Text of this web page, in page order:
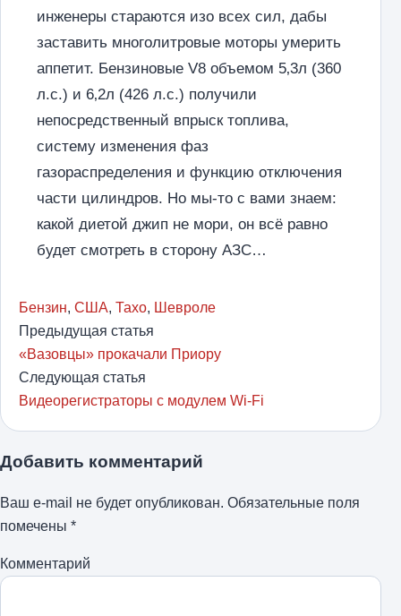
инженеры стараются изо всех сил, дабы
заставить многолитровые моторы умерить
аппетит. Бензиновые V8 объемом 5‚3л (360
л.с.) и 6‚2л (426 л.с.) получили
непосредственный впрыск топлива,
систему изменения фаз
газораспределения и функцию отключения
части цилиндров. Но мы-то с вами знаем:
какой диетой джип не мори, он всё равно
будет смотреть в сторону АЗС…
Бензин, США, Тахо, Шевроле
Предыдущая статья
«Вазовцы» прокачали Приору
Следующая статья
Видеорегистраторы с модулем Wi-Fi
Добавить комментарий
Ваш e-mail не будет опубликован. Обязательные поля
помечены *
Комментарий